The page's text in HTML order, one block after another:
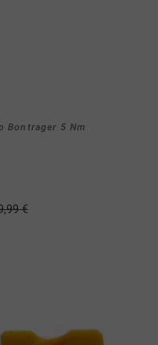
Bontrager 5 Nm
€